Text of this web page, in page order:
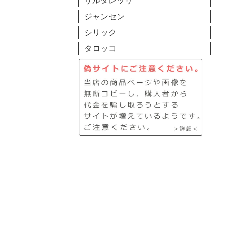
ジャンセン
シリック
タロッコ